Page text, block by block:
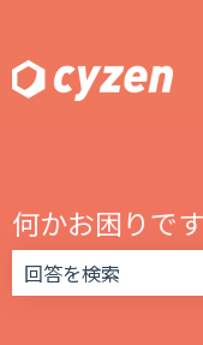
何かお困りで